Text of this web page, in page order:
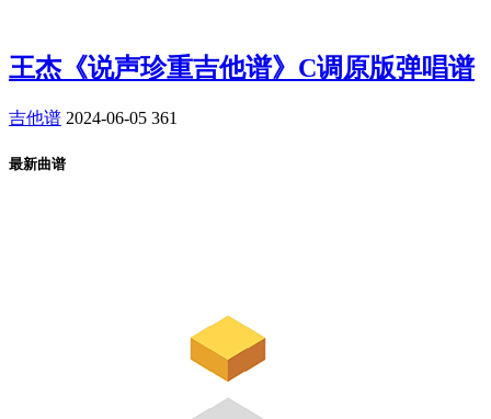
王杰《说声珍重吉他谱》C调原版弹唱谱
吉他谱 2024-06-05 361
最新曲谱